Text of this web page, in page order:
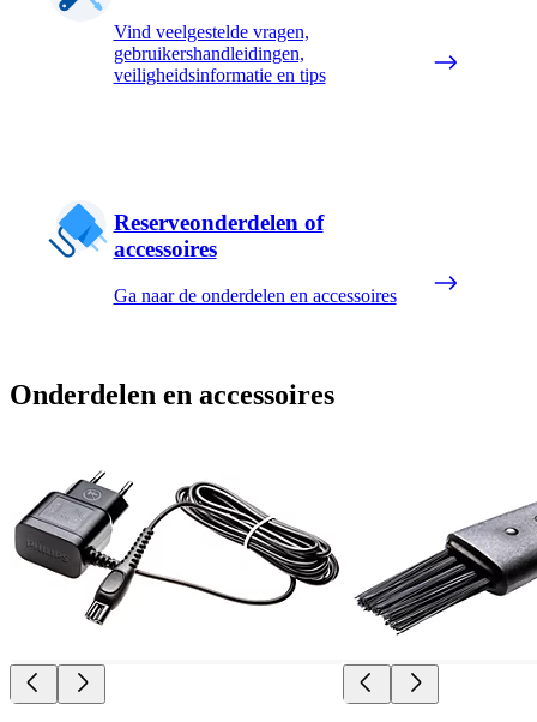
Vind veelgestelde vragen,
gebruikershandleidingen,
veiligheidsinformatie en tips
Reserveonderdelen of
accessoires
Ga naar de onderdelen en accessoires
Onderdelen en accessoires